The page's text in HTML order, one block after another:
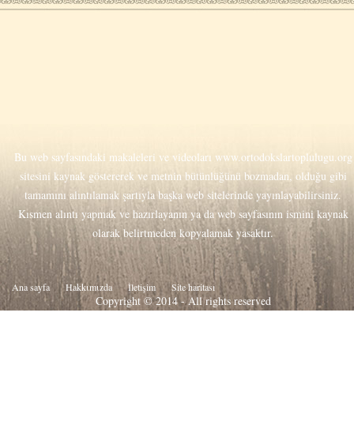
Bu web sayfasındaki makaleleri ve videoları www.ortodokslartoplulugu.org
sitesini kaynak göstererek ve metnin bütünlüğünü bozmadan, olduğu gibi
tamamını alıntılamak şartıyla başka web sitelerinde yayınlayabilirsiniz.
Kısmen alıntı yapmak ve hazırlayanın ya da web sayfasının ismini kaynak
olarak belirtmeden kopyalamak yasaktır.
Ana sayfa Hakkιmιzda İletişim Site haritası
Copyright © 2014 - All rights reserved